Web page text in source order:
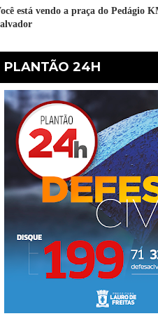
está vendo a praça do Pedágio
PLANTÃO 24H